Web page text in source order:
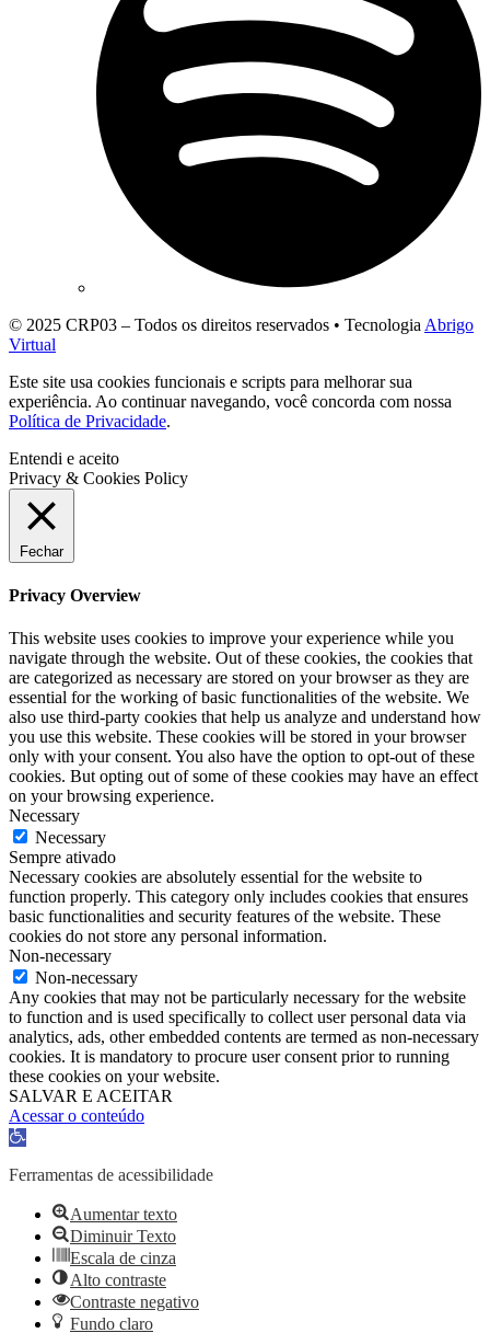
© 2025 CRP03 – Todos os direitos reservados • Tecnologia Abrigo
Virtual
Este site usa cookies funcionais e scripts para melhorar sua
experiência. Ao continuar navegando, você concorda com nossa
Política de Privacidade.
Entendi e aceito
Privacy & Cookies Policy
Fechar
Privacy Overview
This website uses cookies to improve your experience while you
navigate through the website. Out of these cookies, the cookies that
are categorized as necessary are stored on your browser as they are
essential for the working of basic functionalities of the website. We
also use third-party cookies that help us analyze and understand how
you use this website. These cookies will be stored in your browser
only with your consent. You also have the option to opt-out of these
cookies. But opting out of some of these cookies may have an effect
on your browsing experience.
Necessary
Necessary
Sempre ativado
Necessary cookies are absolutely essential for the website to
function properly. This category only includes cookies that ensures
basic functionalities and security features of the website. These
cookies do not store any personal information.
Non-necessary
Non-necessary
Any cookies that may not be particularly necessary for the website
to function and is used specifically to collect user personal data via
analytics, ads, other embedded contents are termed as non-necessary
cookies. It is mandatory to procure user consent prior to running
these cookies on your website.
SALVAR E ACEITAR
Acessar o conteúdo
Abrir
barra
ferramentas
Ferramentas de acessibilidade
Aumentar texto
Diminuir Texto
Escala de cinza
Alto contraste
Contraste negativo
Fundo claro